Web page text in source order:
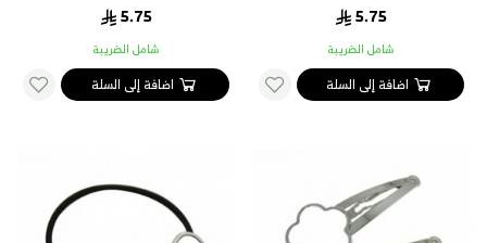
5.75
شامل الضريبة
اضافة إلى السلة
5.75
شامل الضريبة
اضافة إلى السلة